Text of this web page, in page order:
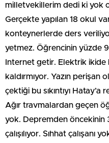
milletvekillerim dedi ki yok
Gerçekte yapılan 18 okul
konteynerlerde ders
yetmez. Öğrencinin yüzde
Internet getir. Elektrik ikide
kaldırmıyor. Yazın perişan
çektiği bu sıkıntıyı
Ağır travmalardan geçen
yok. Depremden öncekinin
çalışılıyor. Sıhhat çalışanı